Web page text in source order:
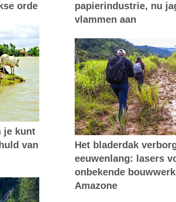
orde
je kunt
van
papierindustrie, nu
vlammen aan
Het bladerdak
eeuwenlang: lasers
onbekende
Amazone